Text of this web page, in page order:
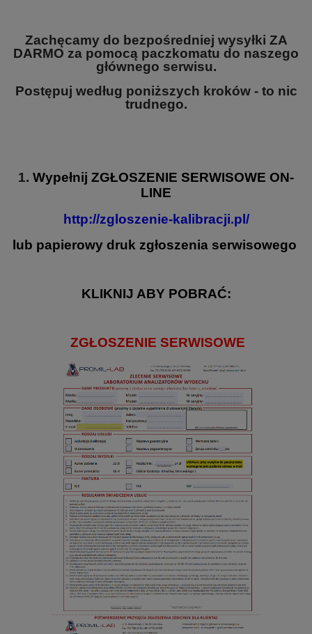
Zachęcamy do bezpośredniej wysyłki ZA
DARMO za pomocą paczkomatu do naszego
głównego serwisu.
Postępuj według poniższych kroków - to nic
trudnego.
1. Wypełnij ZGŁOSZENIE SERWISOWE ON-
LINE
http://zgloszenie-kalibracji.pl/
lub papierowy druk zgłoszenia serwisowego
KLIKNIJ ABY POBRAĆ:
ZGŁOSZENIE SERWISOWE